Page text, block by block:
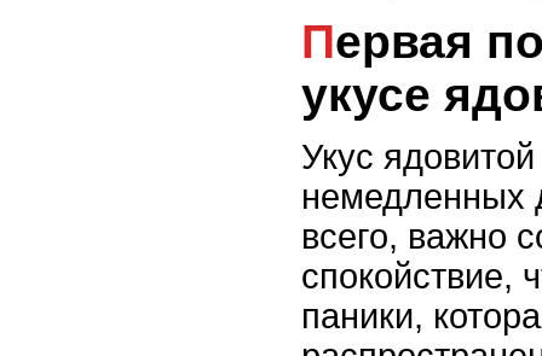
Первая помощь при
укусе
Укус
немедленных
всего, важно
спокойствие,
паники,